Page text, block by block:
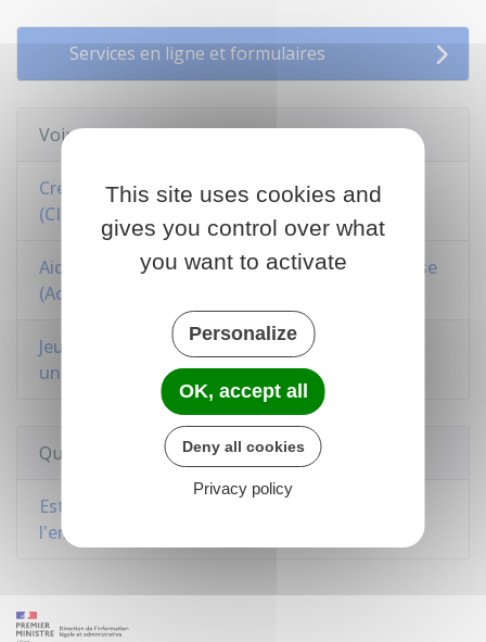
Services en ligne et formulaires
Voir aussi
Crédit d'impôt pour la compétitivité et l'emploi
(CICE) à Mayotte
Aide à la création ou à la reprise d'une entreprise
(Acre)
Jeune entreprise innovante, de croissance ou
universitaire (JEI - JEC - JEU)
Questions ? Réponses !
Est-il possible de bénéficier du dispositif de
l'emploi franc ?
This site uses cookies and
gives you control over what
you want to activate
Personalize
OK, accept all
Deny all cookies
Privacy policy